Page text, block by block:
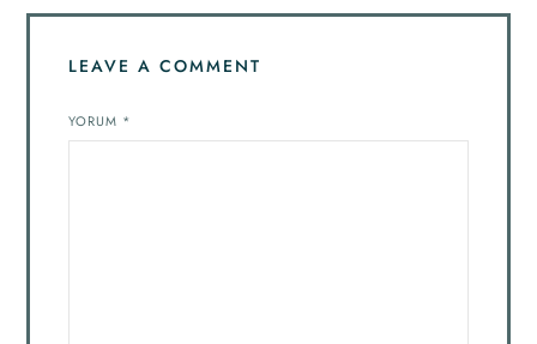
LEAVE A COMMENT
YORUM *